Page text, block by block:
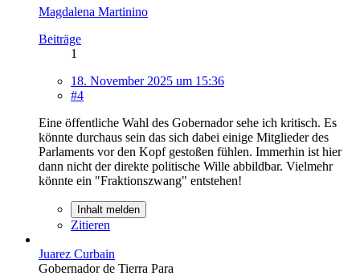
Magdalena Martinino
Beiträge
1
18. November 2025 um 15:36
#4
Eine öffentliche Wahl des Gobernador sehe ich kritisch. Es
könnte durchaus sein das sich dabei einige Mitglieder des
Parlaments vor den Kopf gestoßen fühlen. Immerhin ist hier
dann nicht der direkte politische Wille abbildbar. Vielmehr
könnte ein "Fraktionszwang" entstehen!
Inhalt melden
Zitieren
Juarez Curbain
Gobernador de Tierra Para